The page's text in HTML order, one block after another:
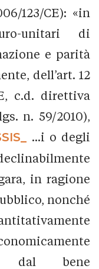
123/CE): «in
unitari di
e parità
dell’art. 12
c.d. direttiva
n. 59/2010),
...i o degli
in ragione
nonché
dal bene